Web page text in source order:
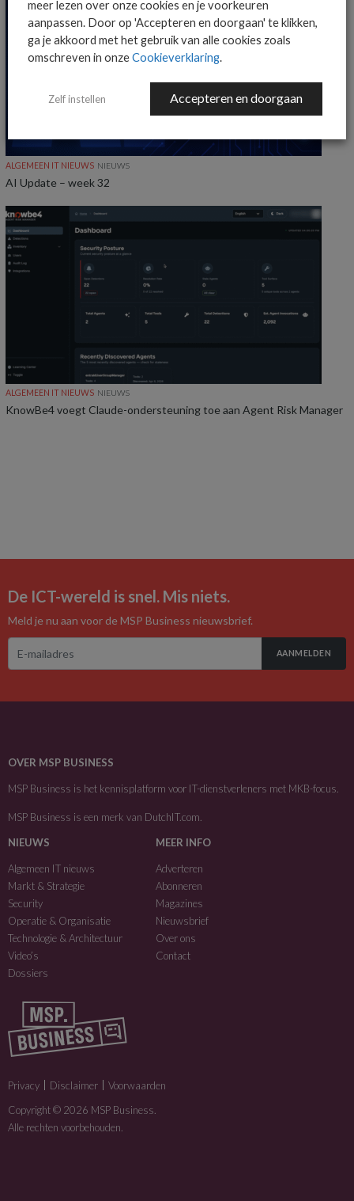
ALGEMEEN IT NIEUWS NIEUWS
AI Update – week 32
ALGEMEEN IT NIEUWS NIEUWS
KnowBe4 voegt Claude-ondersteuning toe aan Agent Risk Manager
De ICT-wereld is snel. Mis niets.
Meld je nu aan voor de MSP Business nieuwsbrief.
AANMELDEN
OVER MSP BUSINESS
MSP Business is het kennisplatform voor IT-dienstverleners met MKB-focus.
MSP Business is een merk van DutchIT.com.
NIEUWS
Algemeen IT nieuws
Markt & Strategie
Security
Operatie & Organisatie
Technologie & Architectuur
Video’s
Dossiers
MEER INFO
Adverteren
Abonneren
Magazines
Nieuwsbrief
Over ons
Contact
Privacy Disclaimer
Voorwaarden
Copyright © 2026 MSP Business.
Alle rechten voorbehouden.
meer lezen over onze cookies en je voorkeuren
aanpassen. Door op 'Accepteren en doorgaan' te klikken,
ga je akkoord met het gebruik van alle cookies zoals
omschreven in onzeCookieverklaring.
Zelf instellen Accepteren en doorgaan